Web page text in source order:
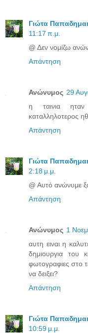
Γιώτα
11:17 π.μ.
@ Δεν νομίζω
Απάντηση
Ανώνυμος 29
η ταινια ηταν
καταλληλοτερος
Απάντηση
Γιώτα
2:18 μ.μ.
@ Αυτό ανώνυμε
Απάντηση
Ανώνυμος 1
αυτη ειναι η
δημιουργια του
φωτογραφιες στο
να δειξει?
Απάντηση
Γιώτα
10:59 μ.μ.